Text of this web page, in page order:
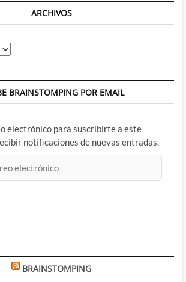
ARCHIVOS
BRAINSTOMPING POR EMAIL
electrónico para suscribirte a este
notificaciones de nuevas entradas.
BRAINSTOMPING